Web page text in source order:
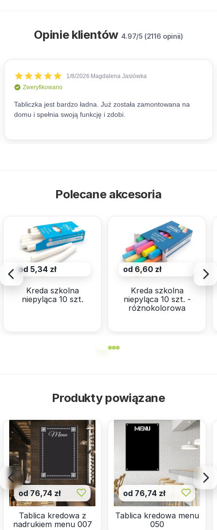
Opinie klientów 4.97/5 (2116 opinii)
Polecane akcesoria
od 5,34 zł
Kreda szkolna
niepyląca 10 szt.
od 6,60 zł
Kreda szkolna
niepyląca 10 szt. -
różnokolorowa
Produkty powiązane
od 76,74 zł
Tablica kredowa z
nadrukiem menu 007
od 76,74 zł
Tablica kredowa menu
050